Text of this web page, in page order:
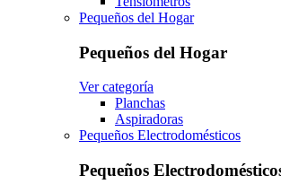
Pequeños del Hogar
Pequeños del Hogar
Ver categoría
Planchas
Aspiradoras
Pequeños Electrodomésticos
Pequeños